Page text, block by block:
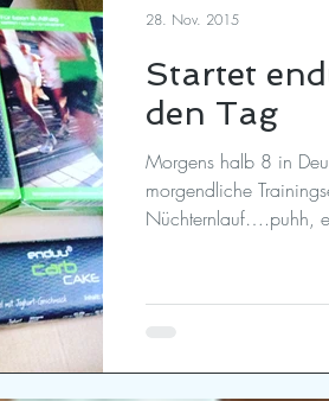
Startet
den Tag
Morgens halb 8 in
morgendliche
Nüchternlauf….puhh,
28. Nov. 2015